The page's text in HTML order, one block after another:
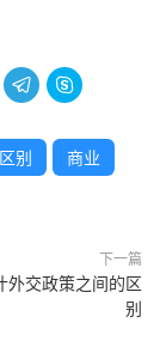
 
区别 商业
下一篇
外交政策之间的区
别